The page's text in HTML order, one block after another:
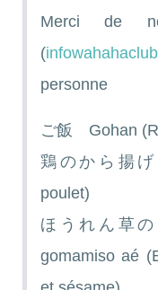
Merci de
(
personne
ご飯 Gohan
鶏のから揚げ
poulet)
ほうれん草
gomamiso aé